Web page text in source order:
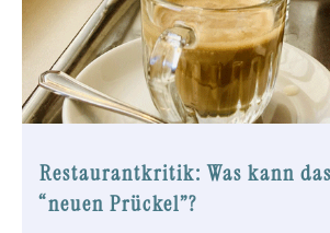
Restaurantkritik: Was kann
“neuen Prückel”?